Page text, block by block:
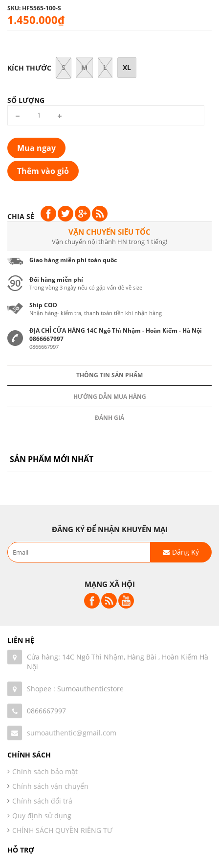
SKU: HF5565-100-S
1.450.000₫
KÍCH THƯỚC S M L XL
SỐ LƯỢNG
Mua ngay
Thêm vào giỏ
CHIA SẺ
VẬN CHUYỂN SIÊU TỐC
Vận chuyển nội thành HN trong 1 tiếng!
Giao hàng miễn phí toàn quốc
Đổi hàng miễn phí
Trong vòng 3 ngày nếu có gặp vấn đề về size
Ship COD
Nhận hàng- kiểm tra, thanh toán tiền khi nhận hàng
ĐỊA CHỈ CỬA HÀNG 14C Ngô Thì Nhậm - Hoàn Kiếm - Hà Nội
0866667997
0866667997
THÔNG TIN SẢN PHẨM
HƯỚNG DẪN MUA HÀNG
ĐÁNH GIÁ
SẢN PHẨM MỚI NHẤT
ĐĂNG KÝ ĐỂ NHẬN KHUYẾN MẠI
Đăng Ký
MẠNG XÃ HỘI
LIÊN HỆ
Cửa hàng: 14C Ngô Thì Nhậm, Hàng Bài , Hoàn Kiếm Hà
Nội
Shopee : Sumoauthenticstore
0866667997
sumoauthentic@gmail.com
CHÍNH SÁCH
Chính sách bảo mật
Chính sách vận chuyển
Chính sách đổi trả
Quy định sử dụng
CHÍNH SÁCH QUYỀN RIÊNG TƯ
HỖ TRỢ